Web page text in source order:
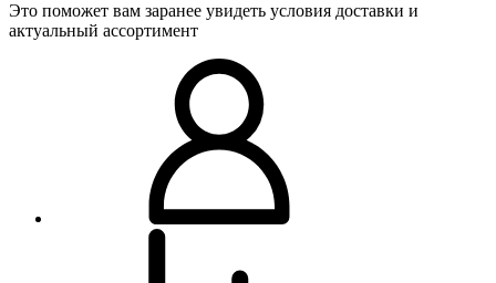
Это поможет вам заранее увидеть условия доставки и
актуальный ассортимент